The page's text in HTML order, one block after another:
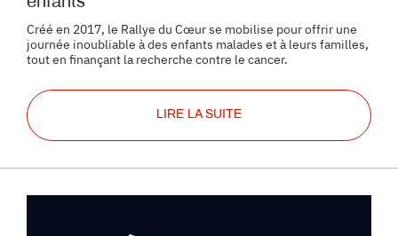
Créé en 2017, le Rallye du Cœur se mobilise pour offrir une
journée inoubliable à des enfants malades et à leurs familles,
tout en finançant la recherche contre le cancer.
LIRE LA SUITE